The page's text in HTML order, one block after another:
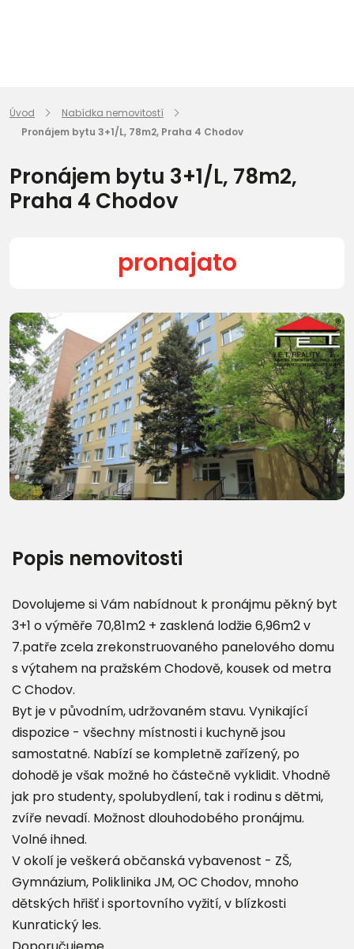
Úvod
Nabídka nemovitostí
Pronájem bytu 3+1/L, 78m2, Praha 4 Chodov
Pronájem bytu 3+1/L, 78m2,
Praha 4 Chodov
pronajato
Další fotografie (22)
Popis nemovitosti
Dovolujeme si Vám nabídnout k pronájmu pěkný byt
3+1 o výměře 70,81m2 + zasklená lodžie 6,96m2 v
7.patře zcela zrekonstruovaného panelového domu
s výtahem na pražském Chodově, kousek od metra
C Chodov.
Byt je v původním, udržovaném stavu. Vynikající
dispozice - všechny místnosti i kuchyně jsou
samostatné. Nabízí se kompletně zařízený, po
dohodě je však možné ho částečně vyklidit. Vhodně
jak pro studenty, spolubydlení, tak i rodinu s dětmi,
zvíře nevadí. Možnost dlouhodobého pronájmu.
Volné ihned.
V okolí je veškerá občanská vybavenost - ZŠ,
Gymnázium, Poliklinika JM, OC Chodov, mnoho
dětských hřišť i sportovního vyžití, v blízkosti
Kunratický les.